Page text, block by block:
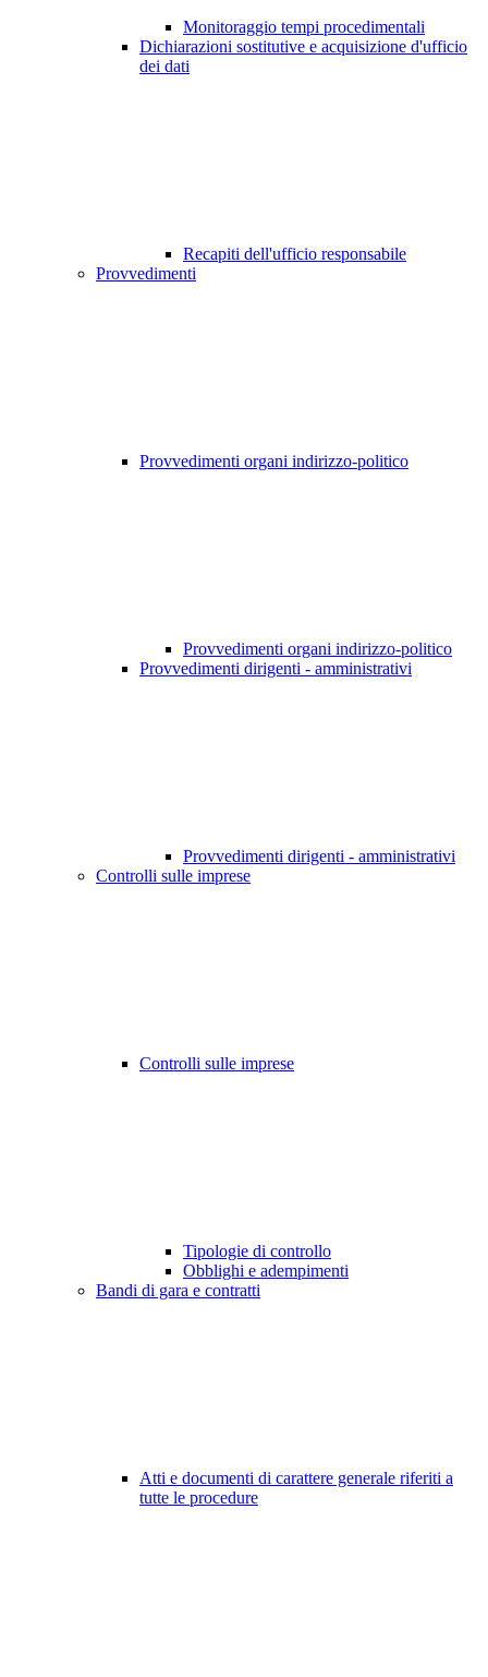
Monitoraggio tempi procedimentali
Dichiarazioni sostitutive e acquisizione d'ufficio
dei dati
Recapiti dell'ufficio responsabile
Provvedimenti
Provvedimenti organi indirizzo-politico
Provvedimenti organi indirizzo-politico
Provvedimenti dirigenti - amministrativi
Provvedimenti dirigenti - amministrativi
Controlli sulle imprese
Controlli sulle imprese
Tipologie di controllo
Obblighi e adempimenti
Bandi di gara e contratti
Atti e documenti di carattere generale riferiti a
tutte le procedure